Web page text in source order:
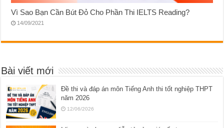
Vì Sao Bạn Cần Bút Đỏ Cho Phần Thi IELTS Reading?
14/09/2021
Bài viết mới
Đề thi và đáp án môn Tiếng Anh thi tốt nghiệp THPT
năm 2026
12/06/2026